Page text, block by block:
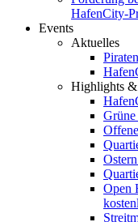
HafenCity-
Events
Aktuelles
Highlights
Open